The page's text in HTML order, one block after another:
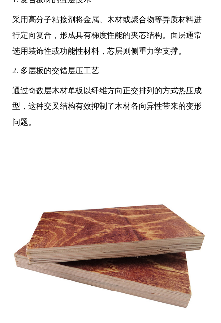
采用高分子粘接剂将金属、木材或聚合物等异质材料进
行定向复合，形成具有梯度性能的夹芯结构。面层通常
选用装饰性或功能性材料，芯层则侧重力学支撑。
2. 多层板的交错层压工艺
通过奇数层木材单板以纤维方向正交排列的方式热压成
型，这种交叉结构有效抑制了木材各向异性带来的变形
问题。